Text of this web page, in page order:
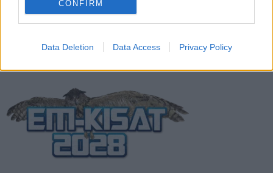
CONFIRM
Data Deletion Data Access Privacy Policy
otteluohjelma ja Suomen joukkue